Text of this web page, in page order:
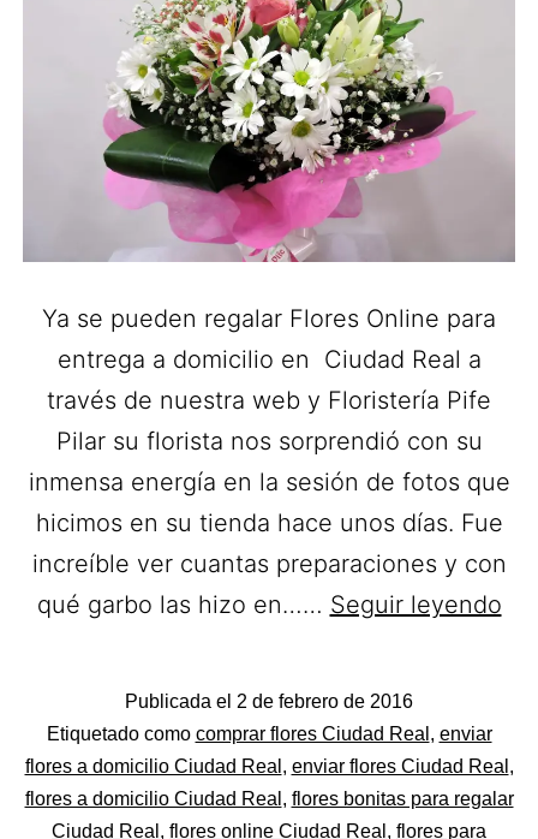
Ya se pueden regalar Flores Online para
entrega a domicilio en Ciudad Real a
través de nuestra web y Floristería Pife
Pilar su florista nos sorprendió con su
inmensa energía en la sesión de fotos que
hicimos en su tienda hace unos días. Fue
increíble ver cuantas preparaciones y con
qué garbo las hizo en…… Seguir leyendo
en
Publicada el 2 de febrero de 2016
Categorizado
como
Flores
Etiquetado como comprar flores Ciudad Real , enviar
flores a domicilio Ciudad Real , enviar flores Ciudad Real ,
flores a domicilio Ciudad Real , flores bonitas para regalar
Ciudad Real , flores online Ciudad Real , flores para